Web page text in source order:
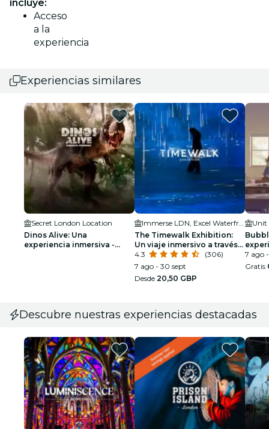
incluye:
Acceso
a la
experiencia
Experiencias similares
Secret London Location
Dinos Alive: Una
experiencia inmersiva -
The Timewalk Exhibition:
Un viaje inmersivo a través
de las civilizaciones
4.3
(306)
7 ago - 30 sept
Desde 20,50 GBP
Unit
7 ago
Gratis
Descubre nuestras experiencias destacadas